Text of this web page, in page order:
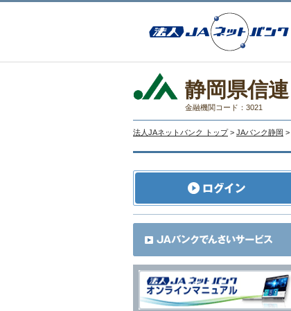
静岡県信連
金融機関コード：3021
法人JAネットバンク トップ > JAバンク静岡 >